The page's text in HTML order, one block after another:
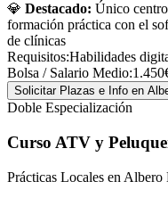
💎 Destacado: Único
formación práctica con el
de clínicas
Requisitos:Habilidades
Bolsa / Salario Medio:
Solicitar Plazas e Info en
Doble Especialización
Curso ATV y
Prácticas Locales en